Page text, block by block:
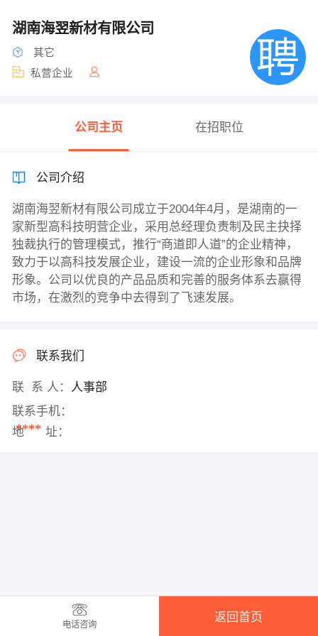
湖南海翌新材有限公司
其它
私营企业
公司主页 在招职位
公司介绍
湖南海翌新材有限公司成立于2004年4月，是湖南的一
家新型高科技明营企业，采用总经理负责制及民主抉择
独裁执行的管理模式，推行“商道即人道”的企业精神，
致力于以高科技发展企业，建设一流的企业形象和品牌
形象。公司以优良的产品品质和完善的服务体系去赢得
市场，在激烈的竞争中去得到了飞速发展。
联系我们
联 系 人： 人事部
联系手机：
****
地 址：
电话咨询
返回首页